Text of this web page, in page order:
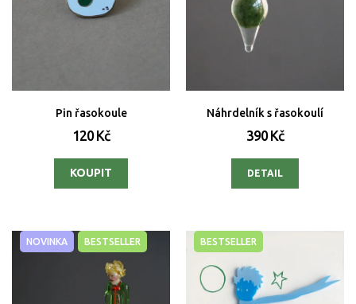
Pin řasokoule
120 Kč
Náhrdelník s řasokoulí
390 Kč
DETAIL
NOVINKA BESTSELLER BESTSELLER